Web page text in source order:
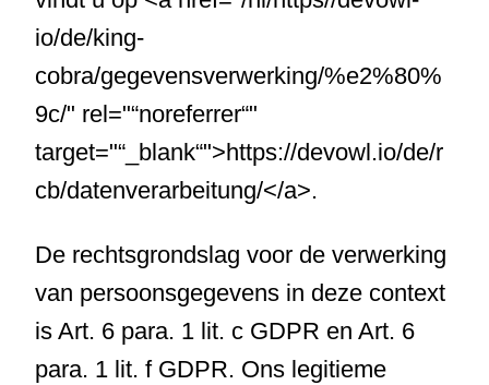
io/de/king-
cobra/gegevensverwerking/%e2%80%
9c/" rel="“noreferrer“"
target="“_blank“">https://devowl.io/de/r
cb/datenverarbeitung/</a>.
De rechtsgrondslag voor de verwerking
van persoonsgegevens in deze context
is Art. 6 para. 1 lit. c GDPR en Art. 6
para. 1 lit. f GDPR. Ons legitieme